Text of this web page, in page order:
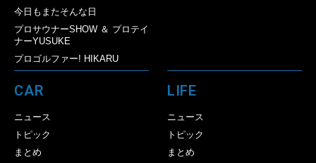
今日もまたそんな日
プロサウナーSHOW ＆ プロテイ
ナーYUSUKE
プロゴルファー! HIKARU
CAR
ニュース
トピック
まとめ
LIFE
ニュース
トピック
まとめ